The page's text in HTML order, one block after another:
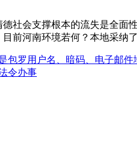
社会支撑根本的流失是全面性
前河南环境若何？本地采纳
包罗用户名、暗码、电子邮件
令办事